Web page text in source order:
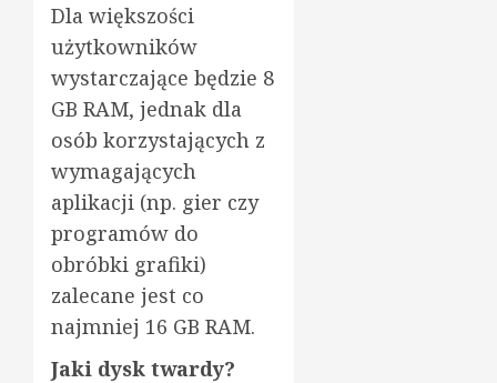
Dla większości
użytkowników
wystarczające będzie 8
GB RAM, jednak dla
osób korzystających z
wymagających
aplikacji (np. gier czy
programów do
obróbki grafiki)
zalecane jest co
najmniej 16 GB RAM.
Jaki dysk twardy?